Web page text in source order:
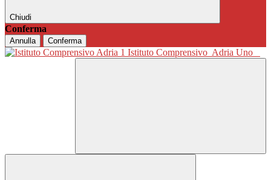
Chiudi
Conferma
Annulla Conferma
Istituto Comprensivo Adria Uno